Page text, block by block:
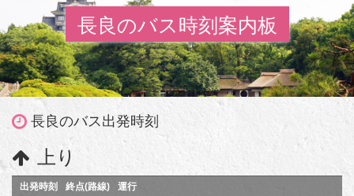
長良のバス時刻案内板
長良のバス出発時刻
上り
出発時刻 終点(路線)
運行